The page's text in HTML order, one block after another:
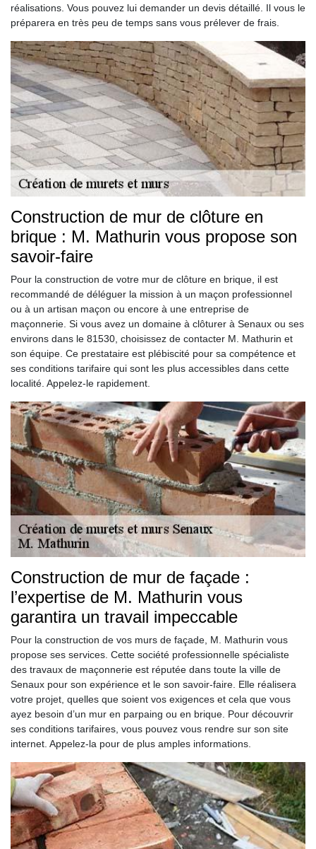
réalisations. Vous pouvez lui demander un devis détaillé. Il vous le
préparera en très peu de temps sans vous prélever de frais.
Construction de mur de clôture en
brique : M. Mathurin vous propose son
savoir-faire
Pour la construction de votre mur de clôture en brique, il est
recommandé de déléguer la mission à un maçon professionnel
ou à un artisan maçon ou encore à une entreprise de
maçonnerie. Si vous avez un domaine à clôturer à Senaux ou ses
environs dans le 81530, choisissez de contacter M. Mathurin et
son équipe. Ce prestataire est plébiscité pour sa compétence et
ses conditions tarifaire qui sont les plus accessibles dans cette
localité. Appelez-le rapidement.
Construction de mur de façade :
l’expertise de M. Mathurin vous
garantira un travail impeccable
Pour la construction de vos murs de façade, M. Mathurin vous
propose ses services. Cette société professionnelle spécialiste
des travaux de maçonnerie est réputée dans toute la ville de
Senaux pour son expérience et le son savoir-faire. Elle réalisera
votre projet, quelles que soient vos exigences et cela que vous
ayez besoin d’un mur en parpaing ou en brique. Pour découvrir
ses conditions tarifaires, vous pouvez vous rendre sur son site
internet. Appelez-la pour de plus amples informations.